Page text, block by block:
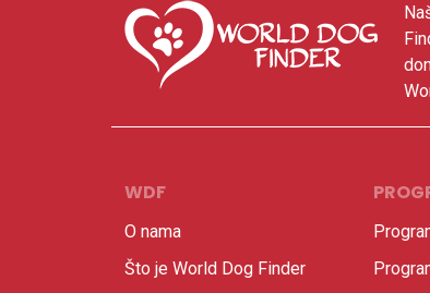
WDF
O nama
Što je World Dog Finder